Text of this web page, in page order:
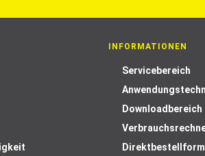
INFORMATIONEN
Servicebereich
Downloadbereich